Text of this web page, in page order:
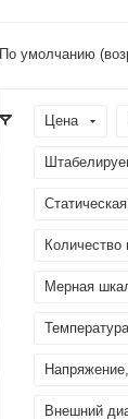
По умолчанию
Цена
Мерная
Температура
Внешний